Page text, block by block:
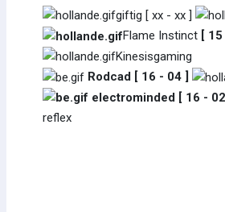
giftig [ xx - xx ]
Flame Instinct [
Kinesisgaming
Rodcad [ 16 - 04 ]
electrominded [ 16 -
reflex